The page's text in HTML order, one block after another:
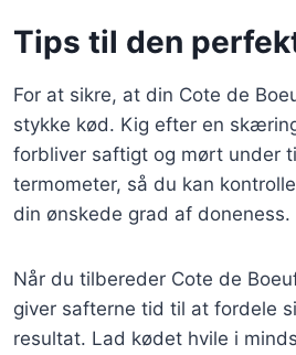
Tips til den
For at sikre, at din Cote de
stykke kød. Kig efter en
forbliver saftigt og mørt under
termometer, så du kan
din ønskede grad af doneness.
Når du tilbereder Cote de
giver safterne tid til at fordele
resultat. Lad kødet hvile i